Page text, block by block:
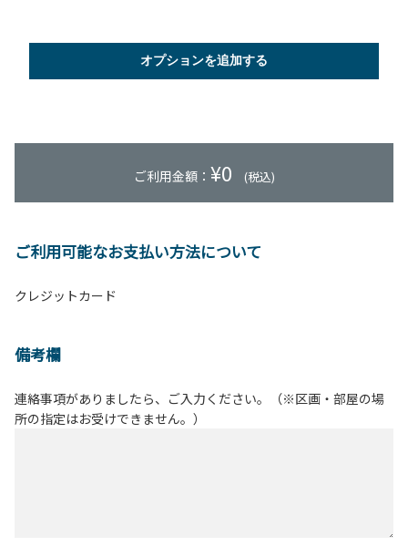
オプションを追加する
ご利用金額： ¥0 (税込)
ご利用可能なお支払い方法について
クレジットカード
備考欄
連絡事項がありましたら、ご入力ください。（※区画・部屋の場
所の指定はお受けできません。）